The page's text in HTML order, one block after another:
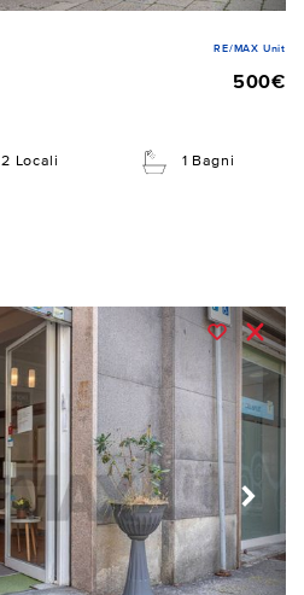
RE/MAX Unit
500€
2 Locali 1 Bagni